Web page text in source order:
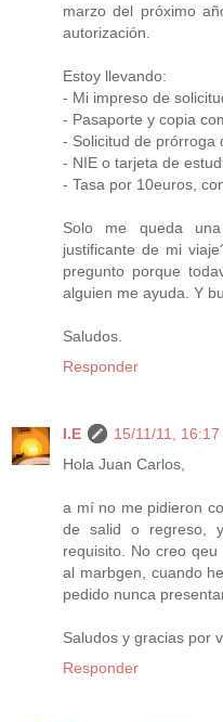
marzo del próximo
autorización.
Estoy llevando:
- Mi impreso de
- Pasaporte y copia
- Solicitud de prórroga
- NIE o tarjeta de
- Tasa por 10euros,
Solo me queda
justificante de mi
pregunto porque
alguien me ayuda. Y
Saludos.
Responder
I.E
15/11/11, 16:17
Hola Juan Carlos,
a mí no me pidieron
de salid o regreso,
requisito. No creo
al marbgen, cuando
pedido nunca
Saludos y gracias por
Responder